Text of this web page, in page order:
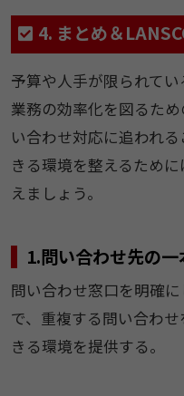
4. まとめ＆
予算や人手が限られてい
業務の効率化を図るた
い合わせ対応に追われ
きる環境を整えるため
えましょう。
1.問い合わせ先の一
問い合わせ窓口を明確
で、重複する問い合わ
きる環境を提供する。